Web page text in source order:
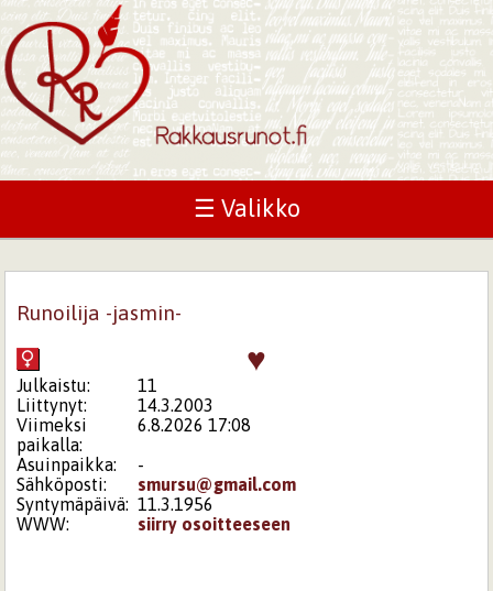
☰ Valikko
Runoilija -jasmin-
♥
Julkaistu:
11
Liittynyt:
14.3.2003
Viimeksi
paikalla:
6.8.2026 17:08
Asuinpaikka:
-
Sähköposti:
smursu@gmail.com
Syntymäpäivä: 11.3.1956
WWW:
siirry osoitteeseen